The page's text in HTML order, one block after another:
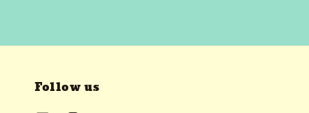
Follow us